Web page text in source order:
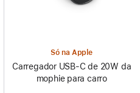
Só na Apple
Carregador USB-C de 20W da
mophie para carro